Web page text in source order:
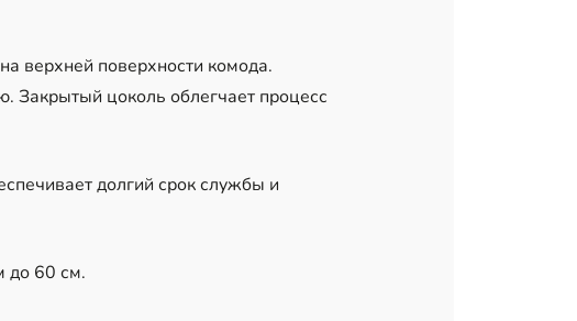
верхней поверхности комода.
цоколь облегчает процесс
долгий срок службы и
до 60 см.